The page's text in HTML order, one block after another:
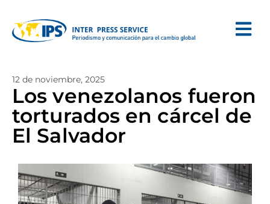
12 de noviembre, 2025
Los venezolanos fueron
torturados en cárcel de
El Salvador